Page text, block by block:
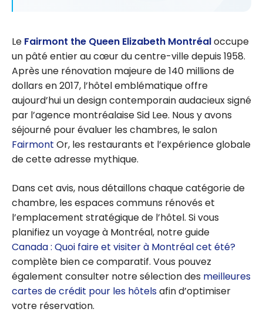
Le Fairmont the Queen Elizabeth Montréaloccupe
un pâté entier au cœur du centre-ville depuis 1958.
Après une rénovation majeure de 140 millions de
dollars en 2017, l’hôtel emblématique offre
aujourd’hui un design contemporain audacieux signé
par l’agence montréalaise Sid Lee. Nous y avons
séjourné pour évaluer les chambres, le salon
Fairmont Or, les restaurants et l’expérience globale
de cette adresse mythique.
Dans cet avis, nous détaillons chaque catégorie de
chambre, les espaces communs rénovés et
l’emplacement stratégique de l’hôtel. Si vous
planifiez un voyage à Montréal, notre guide
Canada : Quoi faire et visiter à Montréal cet été?
complète bien ce comparatif. Vous pouvez
également consulter notre sélection des meilleures
cartes de crédit pour les hôtelsafin d’optimiser
votre réservation.